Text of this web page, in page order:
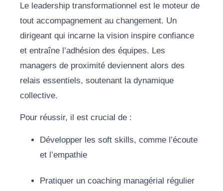
Le leadership transformationnel est le moteur de
tout accompagnement au changement. Un
dirigeant qui incarne la vision inspire confiance
et entraîne l’adhésion des équipes. Les
managers de proximité deviennent alors des
relais essentiels, soutenant la dynamique
collective.
Pour réussir, il est crucial de :
Développer les soft skills, comme l’écoute
et l’empathie
Pratiquer un coaching managérial régulier